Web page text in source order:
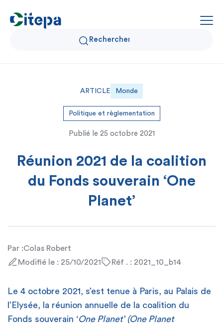
Qui sommes-nous ?
Données Air et Climat
Expertise et solutions
ARTICLE Monde
Politique et règlementation
Publié le 25 octobre 2021
Réunion 2021 de la coalition
du Fonds souverain ‘One
Planet’
Par :Colas Robert
Modifié le : 25/10/2021
Réf . : 2021_10_b14
Le 4 octobre 2021, s’est tenue à Paris, au Palais de
l’Elysée, la réunion annuelle de la coalition du
Fonds souverain ‘One Planet’ (One Planet